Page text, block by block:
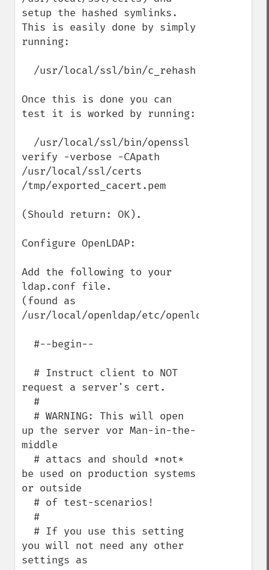
setup the hashed symlinks.
This is easily done by simply
running:
Once this is done you can
test it is worked by running:
verify -verbose -CApath
/usr/local/ssl/certs
/tmp/exported_cacert.pem
(Should return: OK).
Configure OpenLDAP:
Add the following to your
ldap.conf file.
(found as
/usr/local/openldap/etc/openldap/
request a server's cert.
up the server vor Man-in-the-
middle
be used on production systems
or outside
you will not need any other
settings as